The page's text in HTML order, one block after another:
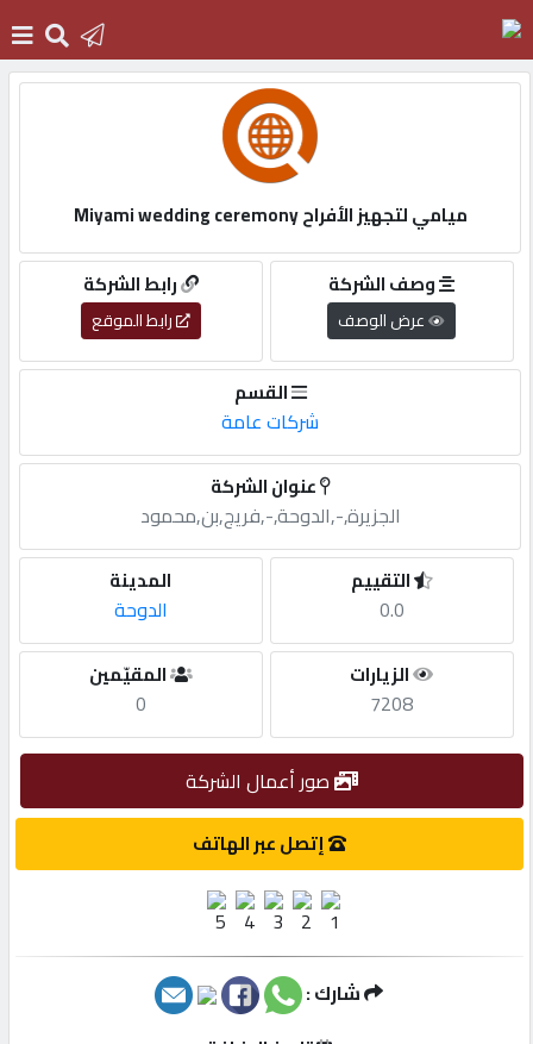
دخول
التسجيل
English
أضف
طلب
مميزة
ميامي لتجهيز الأفراح Miyami wedding ceremony
رابط الشركة
رابط الموقع
وصف الشركة
عرض الوصف
القسم
شركات عامة
عنوان الشركة
الجزيرة,-,الدوحة,-,فريج,بن,محمود
المدينة
الدوحة
التقييم
0.0
المقيّمين
0
الزيارات
7208
صور أعمال الشركة
إتصل عبر الهاتف
شارك :